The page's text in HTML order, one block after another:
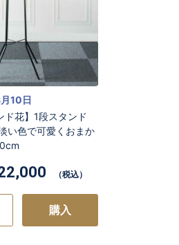
ド花】1段スタンド
い色で可愛くおまか
10日
（税込）
購入